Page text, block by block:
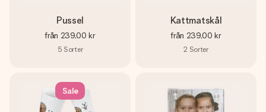
Pussel
från 239,00 kr
5 Sorter
Kattmatskål
från 239,00 kr
2 Sorter
Sale